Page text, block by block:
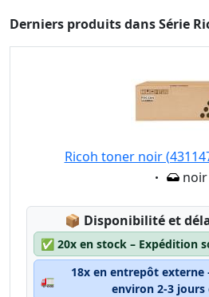
Derniers produits dans Série
Ricoh toner noir
noir
📦 Lagerstatus:
Disponibilité et
✅ 20x en stock – Expédition
🚛
18x en entrepôt externe
environ 2-3 jours